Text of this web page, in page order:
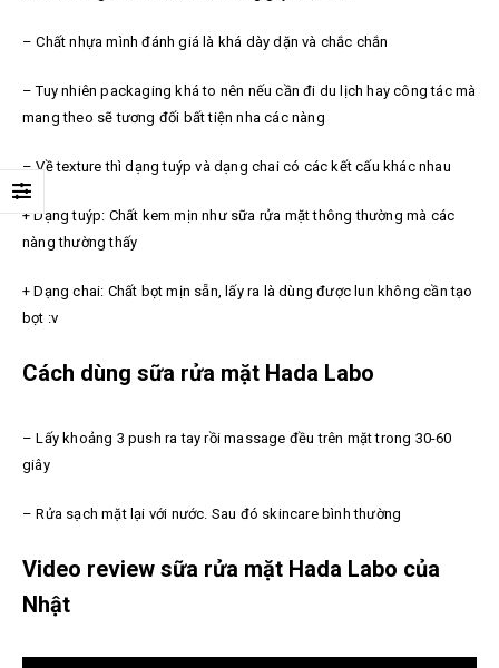
– Chất nhựa mình đánh giá là khá dày dặn và chắc chắn
– Tuy nhiên packaging khá to nên nếu cần đi du lịch hay công tác mà
mang theo sẽ tương đối bất tiện nha các nàng
– Về texture thì dạng tuýp và dạng chai có các kết cấu khác nhau
+ Dạng tuýp: Chất kem mịn như sữa rửa mặt thông thường mà các
nàng thường thấy
+ Dạng chai: Chất bọt mịn sẵn, lấy ra là dùng được lun không cần tạo
bọt :v
Cách dùng sữa rửa mặt Hada Labo
– Lấy khoảng 3 push ra tay rồi massage đều trên mặt trong 30-60
giây
– Rửa sạch mặt lại với nước. Sau đó skincare bình thường
Video review sữa rửa mặt Hada Labo của
Nhật